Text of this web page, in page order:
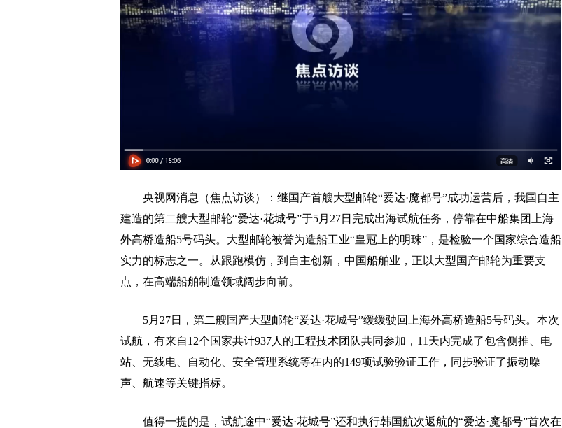
央视网消息（焦点访谈）：继国产首艘大型邮轮“爱达·魔都号”成功运营后，我国自主
建造的第二艘大型邮轮“爱达·花城号”于5月27日完成出海试航任务，停靠在中船集团上海
外高桥造船5号码头。大型邮轮被誉为造船工业“皇冠上的明珠”，是检验一个国家综合造船
实力的标志之一。从跟跑模仿，到自主创新，中国船舶业，正以大型国产邮轮为重要支
点，在高端船舶制造领域阔步向前。
5月27日，第二艘国产大型邮轮“爱达·花城号”缓缓驶回上海外高桥造船5号码头。本次
试航，有来自12个国家共计937人的工程技术团队共同参加，11天内完成了包含侧推、电
站、无线电、自动化、安全管理系统等在内的149项试验验证工作，同步验证了振动噪
声、航速等关键指标。
值得一提的是，试航途中“爱达·花城号”还和执行韩国航次返航的“爱达·魔都号”首次在